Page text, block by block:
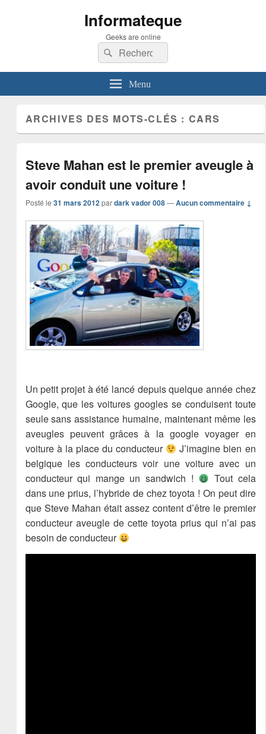
Informateque
Geeks are online
Recherche :
Rechercher
Menu
ARCHIVES DES MOTS-CLÉS : CARS
Steve Mahan est le premier aveugle à
avoir conduit une voiture !
Posté le 31 mars 2012 pardark vador 008 —Aucun commentaire ↓
Un petit projet à été lancé depuis quelque année chez
Google, que les voitures googles se conduisent toute
seule sans assistance humaine, maintenant même les
aveugles peuvent grâces à la google voyager en
voiture à la place du conducteur
J’imagine bien en
belgique les conducteurs voir une voiture avec un
conducteur qui mange un sandwich !
Tout cela
dans une prius, l’hybride de chez toyota ! On peut dire
que Steve Mahan était assez content d’être le premier
conducteur aveugle de cette toyota prius qui n’ai pas
besoin de conducteur